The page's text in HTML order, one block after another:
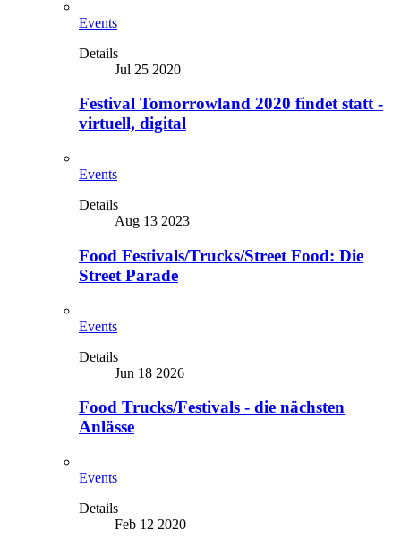
Events
Details
Jul 25 2020
Festival Tomorrowland 2020 findet statt -
virtuell, digital
Events
Details
Aug 13 2023
Food Festivals/Trucks/Street Food: Die
Street Parade
Events
Details
Jun 18 2026
Food Trucks/Festivals - die nächsten
Anlässe
Events
Details
Feb 12 2020